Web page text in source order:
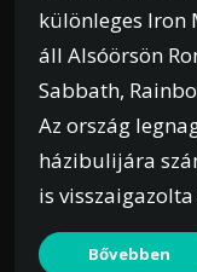
különleges Iron
áll Alsóörsön
Sabbath,
Az ország
házibulijára
is visszaigazolta
Bővebben